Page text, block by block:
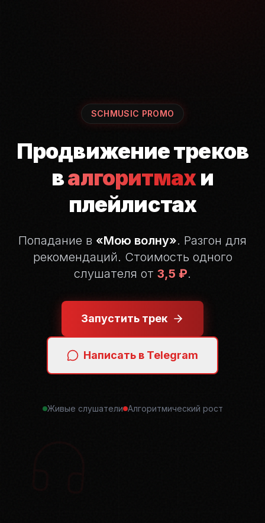
SCHMUSIC PROMO
Продвижение треков
валгоритмахи
плейлистах
Попадание в «Мою волну». Разгон для
рекомендаций. Стоимость одного
слушателя от 3,5 ₽.
Запустить трек
Написать в Telegram
Живые слушатели Алгоритмический рост